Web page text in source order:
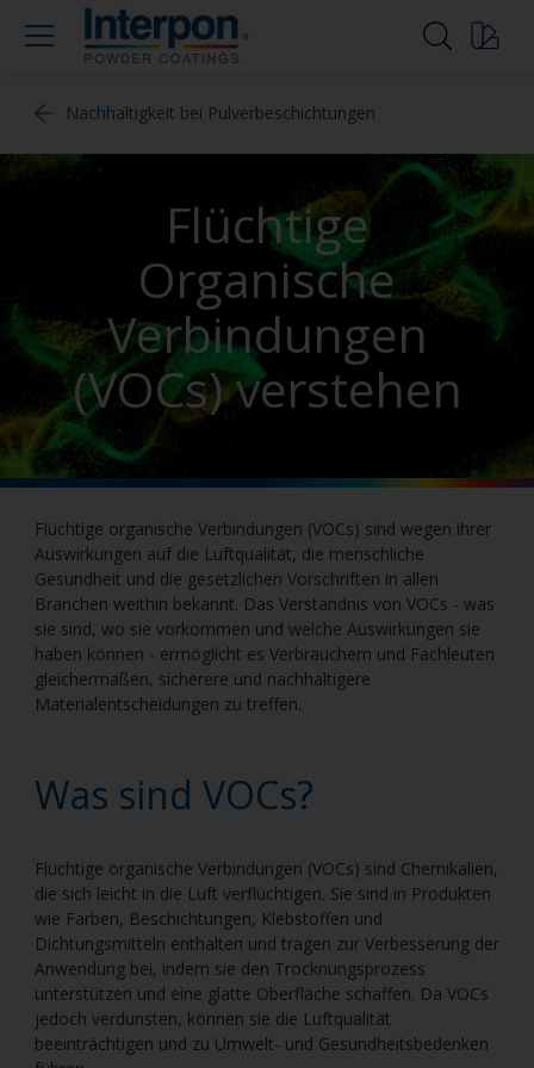
Nachhaltigkeit bei Pulverbeschichtungen
Flüchtige
Organische
Verbindungen
(VOCs) verstehen
Flüchtige organische Verbindungen (VOCs) sind wegen ihrer
Auswirkungen auf die Luftqualität, die menschliche
Gesundheit und die gesetzlichen Vorschriften in allen
Branchen weithin bekannt. Das Verständnis von VOCs - was
sie sind, wo sie vorkommen und welche Auswirkungen sie
haben können - ermöglicht es Verbrauchern und Fachleuten
gleichermaßen, sicherere und nachhaltigere
Materialentscheidungen zu treffen.
Was sind VOCs?
Flüchtige organische Verbindungen (VOCs) sind Chemikalien,
die sich leicht in die Luft verflüchtigen. Sie sind in Produkten
wie Farben, Beschichtungen, Klebstoffen und
Dichtungsmitteln enthalten und tragen zur Verbesserung der
Anwendung bei, indem sie den Trocknungsprozess
unterstützen und eine glatte Oberfläche schaffen. Da VOCs
jedoch verdunsten, können sie die Luftqualität
beeinträchtigen und zu Umwelt- und Gesundheitsbedenken